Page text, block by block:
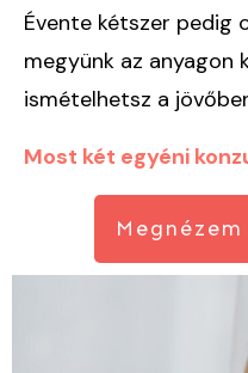
Évente kétszer pedig
megyünk az anyagon
ismételhetsz a
Most két egyéni